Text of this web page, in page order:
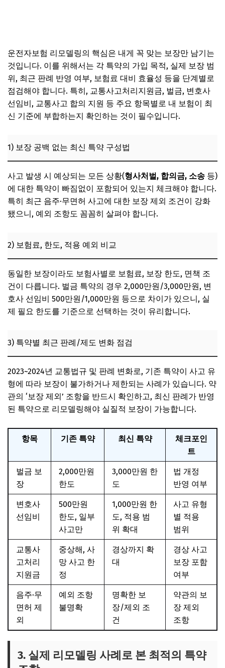
운전자보험 리모델링의 핵심은 내게 꼭 맞는 보장만 남기는
것입니다. 이를 위해서는 각 특약의 가입 목적, 실제 보장 범
위, 최근 판례 반영 여부, 보험료 대비 효율성 등을 단계별로
점검해야 합니다. 특히, 교통사고처리지원금, 벌금, 변호사
선임비, 교통사고 합의 지원 등 주요 항목별로 내 보험이 최
신 기준에 부합하는지 확인하는 것이 필수입니다.
1) 보장 공백 없는 최신 특약 구성법
사고 발생 시 예상되는 모든 상황(형사처벌, 합의금, 소송 등)
에 대한 특약이 빠짐없이 포함되어 있는지 체크해야 합니다.
특히 최근 음주·무면허 사고에 대한 보장 제외 조건이 강화
됐으니, 예외 조항도 꼼꼼히 살펴야 합니다.
2) 보험료, 한도, 적용 예외 비교
동일한 보장이라도 보험사별로 보험료, 보장 한도, 면책 조
건이 다릅니다. 벌금 특약의 경우 2,000만원/3,000만원, 변
호사 선임비 500만원/1,000만원 등으로 차이가 있으니, 실
제 필요 한도를 기준으로 선택하는 것이 유리합니다.
3) 특약별 최근 판례/제도 변화 점검
2023~2024년 교통법규 및 판례 변화로, 기존 특약이 사고 유
형에 따라 보장이 불가하거나 제한되는 사례가 있습니다. 약
관의 ‘보장 제외’ 조항을 반드시 확인하고, 최신 판례가 반영
된 특약으로 리모델링해야 실질적 보장이 가능합니다.
항목 기존 특약 최신 특약
체크포인
트
벌금 보
장
2,000만원
한도
3,000만원 한
도
법 개정
반영 여부
변호사
선임비
500만원
한도, 일부
사고만
1,000만원 한
도, 적용 범
위 확대
사고 유형
별 적용
범위
교통사
고처리
지원금
중상해, 사
망 사고 한
정
경상까지 확
대
경상 사고
보장 포함
여부
음주·무
면허 제
외
예외 조항
불명확
명확한 보
장/제외 조
건
약관의 보
장 제외
조항
3. 실제 리모델링 사례로 본 최적의 특약